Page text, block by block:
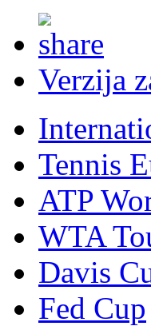
Verzija
Tennis
ATP
WTA
Davis
Fed Cup